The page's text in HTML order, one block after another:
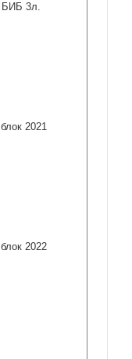
БИБ 3л.
2021
2022